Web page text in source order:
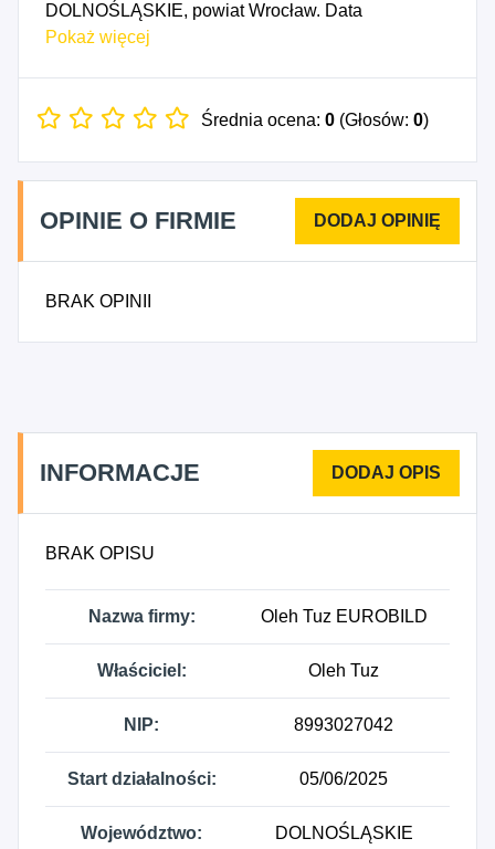
DOLNOŚLĄSKIE, powiat Wrocław. Data
rozpoczęcia działalności gospodarczej przypada
ciesielskich dla budownictwa, 3311Z - Naprawa i
ODPROWADZANIE I OCZYSZCZANIE ŚCIEKÓW,
4211Z - Roboty związane z budową dróg i
szynowych i kolei podziemnej, 4213Z - Roboty
elektroenergetycznych, 4291Z - Roboty związane z
budową obiektów inżynierii wodnej, 4299Z -
inżynierii lądowej i wodnej, gdzie indziej
terenu pod budowę, 4321Z - Wykonywanie
instalacji elektrycznych, 4322Z - Wykonywanie
instalacji wodno-kanalizacyjnych, cieplnych,
gazowych i klimatyzacyjnych, 4331Z - Tynkowanie,
4332Z - Zakładanie stolarki budowlanej, 4333Z -
Posadzkarstwo; tapetowanie i oblicowywanie
ścian, 4334Z - Malowanie i szklenie, 4391Z -
Wykonywanie konstrukcji i pokryć dachowych,
4399Z - Pozostałe specjalistyczne roboty
budowlane, gdzie indziej niesklasyfikowane, 4752Z
Pokaż więcej
Średnia ocena: 0 (Głosów: 0)
OPINIE O FIRMIE
BRAK OPINII
INFORMACJE
BRAK OPISU
Nazwa firmy: Oleh Tuz EUROBILD
Właściciel: Oleh Tuz
NIP: 8993027042
Start działalności: 05/06/2025
Województwo: DOLNOŚLĄSKIE